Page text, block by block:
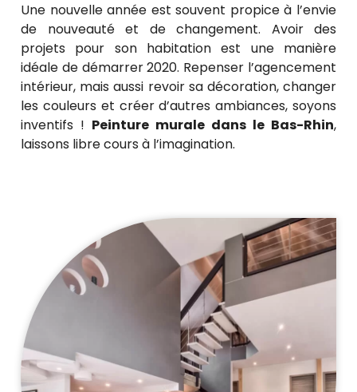
Une nouvelle année est souvent propice à l’envie
de nouveauté et de changement. Avoir des
projets pour son habitation est une manière
idéale de démarrer 2020. Repenser l’agencement
intérieur, mais aussi revoir sa décoration, changer
les couleurs et créer d’autres ambiances, soyons
inventifs ! Peinture murale dans le Bas-Rhin,
laissons libre cours à l’imagination.